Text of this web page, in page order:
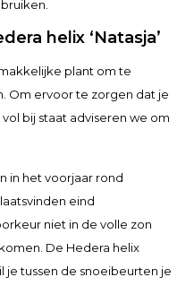
helix ‘Natasja’
makkelijke plant om te
Om ervoor te zorgen dat je
bij staat adviseren we om
in het voorjaar rond
eind
niet in de volle zon
De Hedera helix
je tussen de snoeibeurten je